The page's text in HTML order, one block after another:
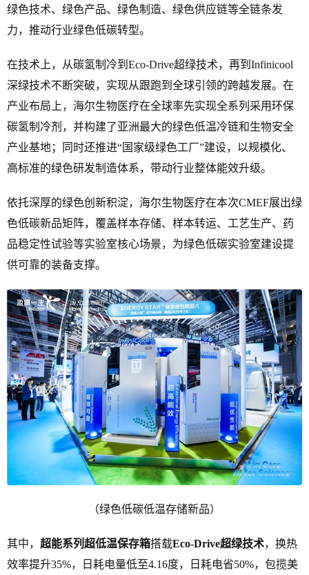
绿色技术、绿色产品、绿色制造、绿色供应链等全链条发
力，推动行业绿色低碳转型。
在技术上，从碳氢制冷到Eco-Drive超绿技术，再到Infinicool
深绿技术不断突破，实现从跟跑到全球引领的跨越发展。在
产业布局上，海尔生物医疗在全球率先实现全系列采用环保
碳氢制冷剂，并构建了亚洲最大的绿色低温冷链和生物安全
产业基地；同时还推进“国家级绿色工厂”建设，以规模化、
高标准的绿色研发制造体系，带动行业整体能效升级。
依托深厚的绿色创新积淀，海尔生物医疗在本次CMEF展出绿
色低碳新品矩阵，覆盖样本存储、样本转运、工艺生产、药
品稳定性试验等实验室核心场景，为绿色低碳实验室建设提
供可靠的装备支撑。
（绿色低碳低温存储新品）
其中， 超能系列超低温保存箱搭载Eco-Drive超绿技术，换热
效率提升35%，日耗电量低至4.16度，日耗电省50%，包揽美